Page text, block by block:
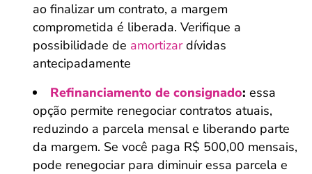
ao finalizar um contrato, a margem
comprometida é liberada. Verifique a
possibilidade de amortizardívidas
antecipadamente
Refinanciamento de consignado: essa
opção permite renegociar contratos atuais,
reduzindo a parcela mensal e liberando parte
da margem. Se você paga R$ 500,00 mensais,
pode renegociar para diminuir essa parcela e